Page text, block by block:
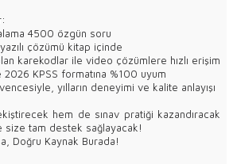
4500 özgün soru
çözümü kitap içinde
karekodlar ile video çözümlere hızlı erişim
KPSS formatına %100 uyum
yılların deneyimi ve kalite anlayışı
hem de sınav pratiği kazandıracak
size tam destek sağlayacak!
Doğru Kaynak Burada!